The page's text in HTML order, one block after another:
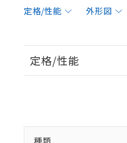
定格/性能 外形図
定格/性能
種類